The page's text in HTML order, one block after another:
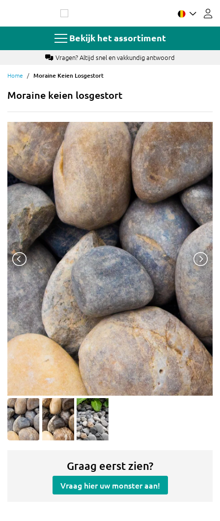
de
Bekijk het assortiment
vakkundig antwoord Betaal met o.a.
Home Moraine Keien Losgestort
Moraine keien losgestort
Graag eerst zien?
Vraag hier uw monster aan!